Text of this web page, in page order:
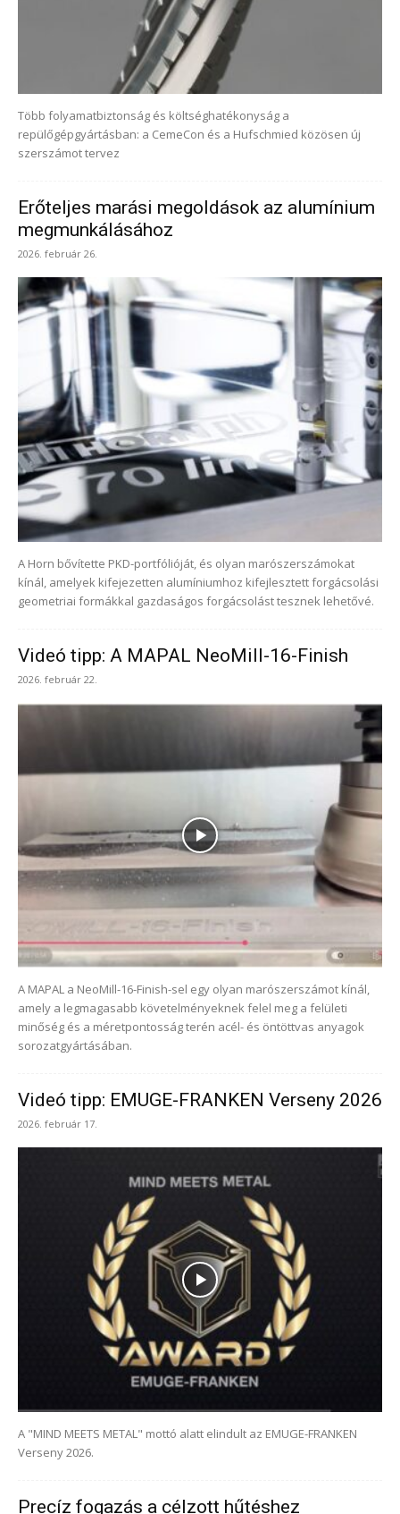
Több folyamatbiztonság és költséghatékonyság a
repülőgépgyártásban: a CemeCon és a Hufschmied közösen új
szerszámot tervez
Erőteljes marási megoldások az alumínium
megmunkálásához
2026. február 26.
A Horn bővítette PKD-portfólióját, és olyan marószerszámokat
kínál, amelyek kifejezetten alumíniumhoz kifejlesztett forgácsolási
geometriai formákkal gazdaságos forgácsolást tesznek lehetővé.
Videó tipp: A MAPAL NeoMill-16-Finish
2026. február 22.
A MAPAL a NeoMill-16-Finish-sel egy olyan marószerszámot kínál,
amely a legmagasabb követelményeknek felel meg a felületi
minőség és a méretpontosság terén acél- és öntöttvas anyagok
sorozatgyártásában.
Videó tipp: EMUGE-FRANKEN Verseny 2026
2026. február 17.
A "MIND MEETS METAL" mottó alatt elindult az EMUGE-FRANKEN
Verseny 2026.
Precíz fogazás a célzott hűtéshez